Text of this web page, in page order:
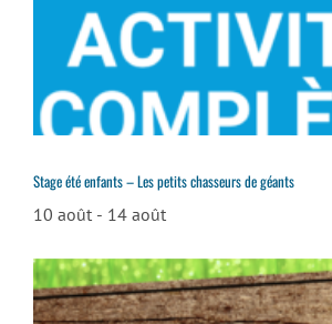
Stage été enfants – Les petits chasseurs de géants
10 août - 14 août